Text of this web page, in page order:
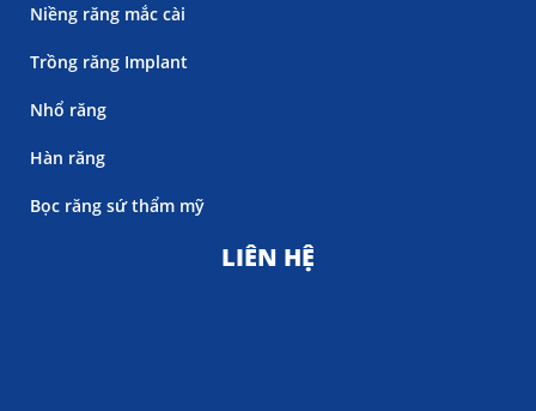
Niềng răng mắc cài
Trồng răng Implant
Nhổ răng
Hàn răng
Bọc răng sứ thẩm mỹ
LIÊN HỆ